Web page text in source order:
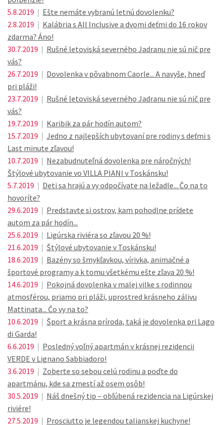
5.8.2019 | Ešte nemáte vybranú letnú dovolenku?
2.8.2019 | Kalábria s All Inclusive a dvomi deťmi do 16 rokov
zdarma? Áno!
30.7.2019 | Rušné letoviská severného Jadranu nie sú nič pre
vás?
26.7.2019 | Dovolenka v pôvabnom Caorle... A navyše, hneď
pri pláži!
23.7.2019 | Rušné letoviská severného Jadranu nie sú nič pre
vás?
19.7.2019 | Karibik za pár hodín autom?
15.7.2019 | Jedno z najlepších ubytovaní pre rodiny s deťmi s
Last minute zľavou!
10.7.2019 | Nezabudnuteľná dovolenka pre náročných!
Štýlové ubytovanie vo VILLA PIANI v Toskánsku!
5.7.2019 | Deti sa hrajú a vy odpočívate na ležadle... Čo na to
hovoríte?
29.6.2019 | Predstavte si ostrov, kam pohodlne prídete
autom za pár hodín...
25.6.2019 | Ligúrska riviéra so zľavou 20 %!
21.6.2019 | Štýlové ubytovanie v Toskánsku!
18.6.2019 | Bazény so šmykľavkou, vírivka, animačné a
športové programy a k tomu všetkému ešte zľava 20 %!
14.6.2019 | Pokojná dovolenka v malej vilke s rodinnou
atmosférou, priamo pri pláži, uprostred krásneho zálivu
Mattinata... Čo vy na to?
10.6.2019 | Šport a krásna príroda, taká je dovolenka pri Lago
di Garda!
6.6.2019 | Posledný voľný apartmán v krásnej rezidencii
VERDE v Lignano Sabbiadoro!
3.6.2019 | Zoberte so sebou celú rodinu a poďte do
apartmánu, kde sa zmestí až osem osôb!
30.5.2019 | Náš dnešný tip – obľúbená rezidencia na Ligúrskej
riviére!
27.5.2019 | Prosciutto je legendou talianskej kuchyne!